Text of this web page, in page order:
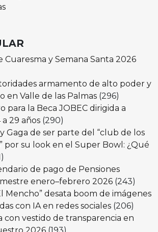
Cuaresma y Semana Santa 2026
armamento de alto poder y
en Valle de las Palmas (296)
para la Beca JOBEC dirigida a
a 29 años (290)
Gaga de ser parte del “club de los
por su look en el Super Bowl: ¿Qué
de pago de Pensiones
enero–febrero 2026 (243)
Mencho” desata boom de imágenes
con IA en redes sociales (206)
con vestido de transparencia en